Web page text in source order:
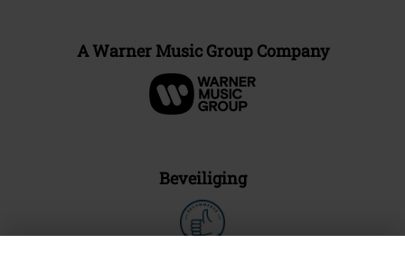
A Warner Music Group Company
Beveiliging